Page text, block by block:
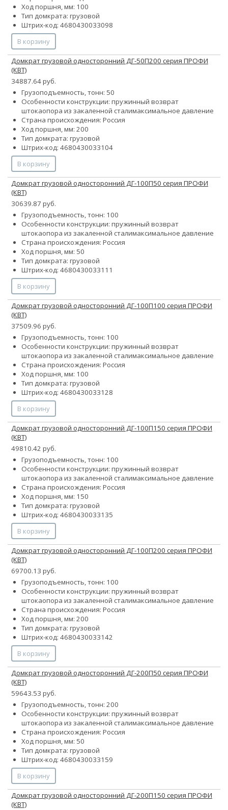
Ход поршня, мм: 100
Тип домкрата: грузовой
Штрих-код: 4680430033098
В корзину
Домкрат грузовой односторонний ДГ-50П200 серия ПРОФИ
(КВТ)
34887.64 руб.
Грузоподъемность, тонн: 50
Особенности конструкции: пружинный возврат
штокаопора из закаленной сталимаксимальное давление
Страна происхождения: Россия
Ход поршня, мм: 200
Тип домкрата: грузовой
Штрих-код: 4680430033104
В корзину
Домкрат грузовой односторонний ДГ-100П50 серия ПРОФИ
(КВТ)
30639.87 руб.
Грузоподъемность, тонн: 100
Особенности конструкции: пружинный возврат
штокаопора из закаленной сталимаксимальное давление
Страна происхождения: Россия
Ход поршня, мм: 50
Тип домкрата: грузовой
Штрих-код: 4680430033111
В корзину
Домкрат грузовой односторонний ДГ-100П100 серия ПРОФИ
(КВТ)
37509.96 руб.
Грузоподъемность, тонн: 100
Особенности конструкции: пружинный возврат
штокаопора из закаленной сталимаксимальное давление
Страна происхождения: Россия
Ход поршня, мм: 100
Тип домкрата: грузовой
Штрих-код: 4680430033128
В корзину
Домкрат грузовой односторонний ДГ-100П150 серия ПРОФИ
(КВТ)
49810.42 руб.
Грузоподъемность, тонн: 100
Особенности конструкции: пружинный возврат
штокаопора из закаленной сталимаксимальное давление
Страна происхождения: Россия
Ход поршня, мм: 150
Тип домкрата: грузовой
Штрих-код: 4680430033135
В корзину
Домкрат грузовой односторонний ДГ-100П200 серия ПРОФИ
(КВТ)
69700.13 руб.
Грузоподъемность, тонн: 100
Особенности конструкции: пружинный возврат
штокаопора из закаленной сталимаксимальное давление
Страна происхождения: Россия
Ход поршня, мм: 200
Тип домкрата: грузовой
Штрих-код: 4680430033142
В корзину
Домкрат грузовой односторонний ДГ-200П50 серия ПРОФИ
(КВТ)
59643.53 руб.
Грузоподъемность, тонн: 200
Особенности конструкции: пружинный возврат
штокаопора из закаленной сталимаксимальное давление
Страна происхождения: Россия
Ход поршня, мм: 50
Тип домкрата: грузовой
Штрих-код: 4680430033159
В корзину
Домкрат грузовой односторонний ДГ-200П150 серия ПРОФИ
(КВТ)